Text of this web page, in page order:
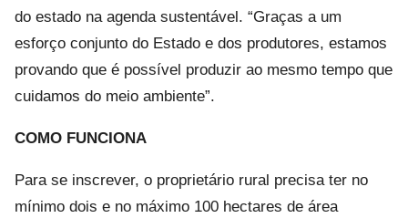
do estado na agenda sustentável. “Graças a um
esforço conjunto do Estado e dos produtores, estamos
provando que é possível produzir ao mesmo tempo que
cuidamos do meio ambiente”.
COMO FUNCIONA
Para se inscrever, o proprietário rural precisa ter no
mínimo dois e no máximo 100 hectares de área